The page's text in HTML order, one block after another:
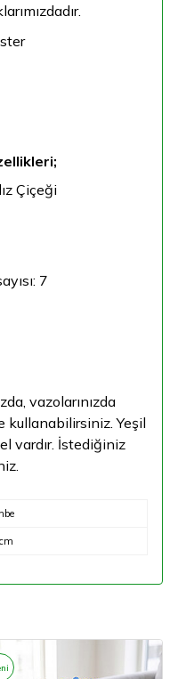
Çiçeği
7
vazolarınızda
kullanabilirsiniz. Yeşil
vardır. İstediğiniz